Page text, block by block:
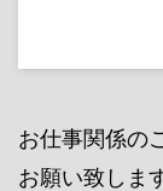
お仕事関係の
お願い致しま